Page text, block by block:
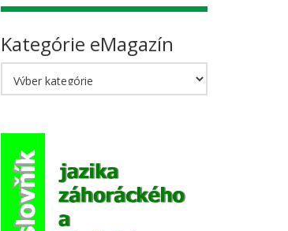
Kategórie eMagazín
eMagazín